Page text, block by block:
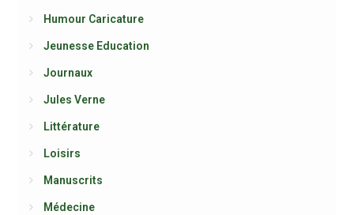
Humour Caricature
Jeunesse Education
Journaux
Jules Verne
Littérature
Loisirs
Manuscrits
Médecine